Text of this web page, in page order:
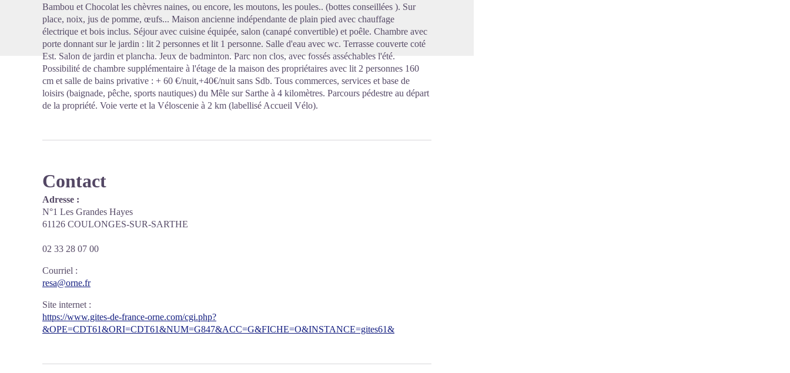
Bambou et Chocolat les chèvres naines, ou encore, les moutons, les poules.. (bottes conseillées ). Sur
place, noix, jus de pomme, œufs... Maison ancienne indépendante de plain pied avec chauffage
électrique et bois inclus. Séjour avec cuisine équipée, salon (canapé convertible) et poêle. Chambre avec
porte donnant sur le jardin : lit 2 personnes et lit 1 personne. Salle d'eau avec wc. Terrasse couverte coté
Est. Salon de jardin et plancha. Jeux de badminton. Parc non clos, avec fossés asséchables l'été.
Possibilité de chambre supplémentaire à l'étage de la maison des propriétaires avec lit 2 personnes 160
cm et salle de bains privative : + 60 €/nuit,+40€/nuit sans Sdb. Tous commerces, services et base de
loisirs (baignade, pêche, sports nautiques) du Mêle sur Sarthe à 4 kilomètres. Parcours pédestre au départ
de la propriété. Voie verte et la Véloscenie à 2 km (labellisé Accueil Vélo).
Contact
Adresse :
N°1 Les Grandes Hayes
61126 COULONGES-SUR-SARTHE
02 33 28 07 00
Courriel :
resa@orne.fr
Site internet :
https://www.gites-de-france-orne.com/cgi.php?
&OPE=CDT61&ORI=CDT61&NUM=G847&ACC=G&FICHE=O&INSTANCE=gites61&